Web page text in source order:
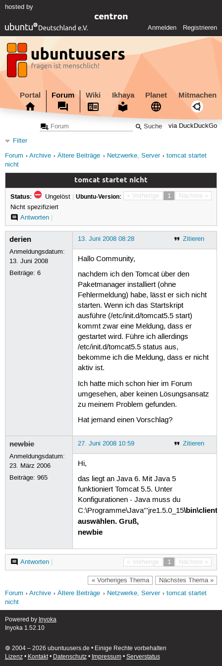
hosted by
Anmelden Registrieren
Portal Forum Wiki Ikhaya Planet Mitmachen
via DuckDuckGo
Filter
Forum
Archive Ältere Beiträge Netzwerke, Server
tomcat startet
nicht
tomcat startet nicht
« Vorherige 1 Nächste »
Status: Ungelöst | Ubuntu-Version:
Nicht spezifiziert
Antworten|
derien
Anmeldungsdatum:
13. Juni 2008
Beiträge:6
Zitieren
13. Juni 2008 08:28
Hallo Community,
nachdem ich den Tomcat über den
Paketmanager installiert (ohne
Fehlermeldung) habe, lässt er sich nicht
starten. Wenn ich das Startskript
ausführe (/etc/init.d/tomcat5.5 start)
kommt zwar eine Meldung, dass er
gestartet wird. Führe ich allerdings
/etc/init.d/tomcat5.5 status aus,
bekomme ich die Meldung, dass er nicht
aktiv ist.
Ich hatte mich schon hier im Forum
umgesehen, aber keinen Lösungsansatz
zu meinem Problem gefunden.
Hat jemand einen Vorschlag?
newbie
Anmeldungsdatum:
23. März 2006
Beiträge:965
Zitieren
27. Juni 2008 10:59
Hi,
das liegt an Java 6. Mit Java 5
funktioniert Tomcat 5.5. Unter
Konfigurationen - Java muss du
C:\Programme\Java'''jre1.5.0_15
auswählen. Gruß,
newbie
« Vorherige 1 Nächste »
Antworten|
« Vorheriges Thema Nächstes Thema »
Forum Archive Ältere Beiträge Netzwerke, Server
tomcat startet
nicht
Powered by Inyoka
Inyoka 1.52.10
🄯 2004 – 2026 ubuntuusers.de • Einige Rechte vorbehalten
Lizenz• Kontakt• Datenschutz• Impressum• Serverstatus